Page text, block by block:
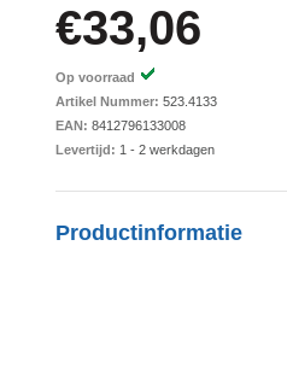
€33,06
Op voorraad
Artikel Nummer: 523.4133
EAN: 8412796133008
Levertijd: 1 - 2 werkdagen
Productinformatie